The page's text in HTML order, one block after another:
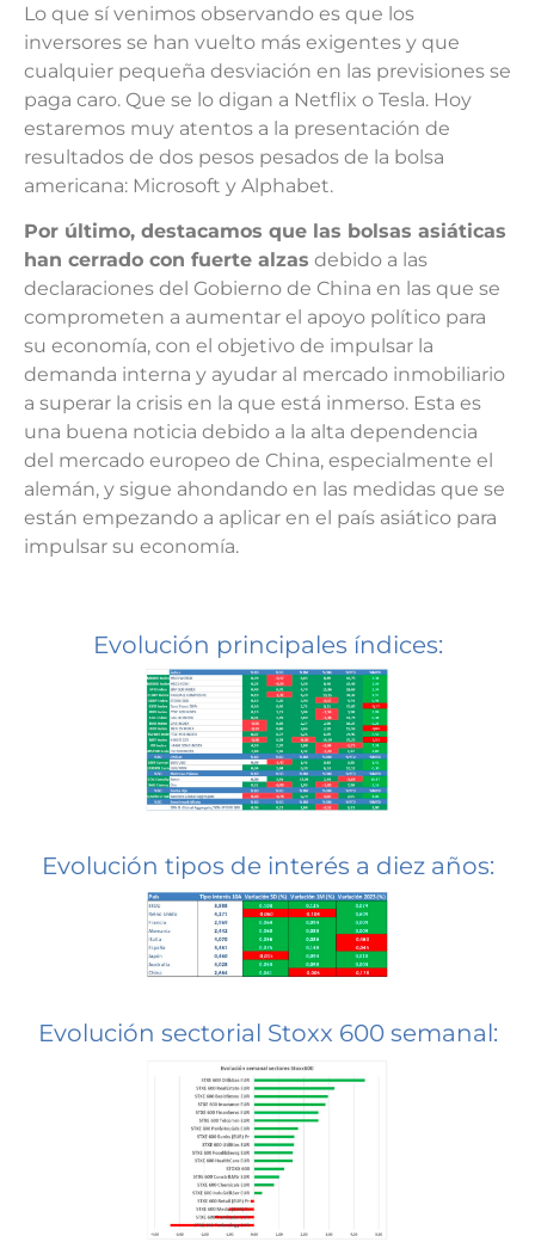
Lo que sí venimos observando es que los
inversores se han vuelto más exigentes y que
cualquier pequeña desviación en las previsiones se
paga caro. Que se lo digan a Netflix o Tesla. Hoy
estaremos muy atentos a la presentación de
resultados de dos pesos pesados de la bolsa
americana: Microsoft y Alphabet.
Por último, destacamos que las bolsas asiáticas
han cerrado con fuerte alzas debido a las
declaraciones del Gobierno de China en las que se
comprometen a aumentar el apoyo político para
su economía, con el objetivo de impulsar la
demanda interna y ayudar al mercado inmobiliario
a superar la crisis en la que está inmerso. Esta es
una buena noticia debido a la alta dependencia
del mercado europeo de China, especialmente el
alemán, y sigue ahondando en las medidas que se
están empezando a aplicar en el país asiático para
impulsar su economía.
Evolución principales índices:
Evolución tipos de interés a diez años:
Evolución sectorial Stoxx 600 semanal: